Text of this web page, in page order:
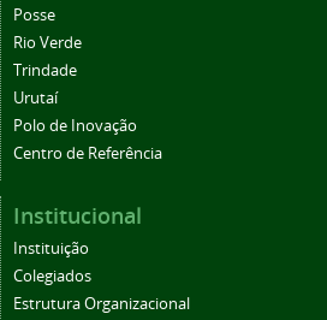
Posse
Rio Verde
Trindade
Urutaí
Polo de Inovação
Centro de Referência
Institucional
Instituição
Colegiados
Estrutura Organizacional